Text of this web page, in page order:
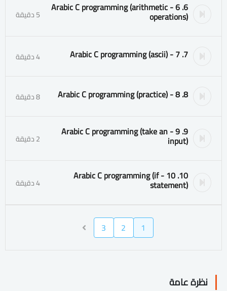
6. 6 - Arabic C programming (arithmetic
operations) 5 دقيقة
7. 7 - Arabic C programming (ascii) 4 دقيقة
8. 8 - Arabic C programming (practice) 8 دقيقة
9. 9 - Arabic C programming (take an
input) 2 دقيقة
10. 10 - Arabic C programming (if
statement) 4 دقيقة
1
2
3
نظرة عامة